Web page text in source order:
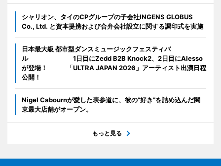
シャリオン、タイのCPグループの子会社INGENS GLOBUS
Co., Ltd. と資本提携および合弁会社設立に関する調印式を実施
日本最大級 都市型ダンスミュージックフェスティバ
ル 1日目にZedd B2B Knock2、2日目にAlesso
が登場！ 「ULTRA JAPAN 2026」アーティスト出演日程
公開！
Nigel Cabournが愛した表参道に、彼の“好き”を詰め込んだ関
東最大店舗がオープン。
もっと見る